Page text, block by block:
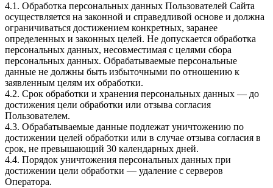
4.1. Обработка персональных данных Пользователей Сайта
осуществляется на законной и справедливой основе и должна
ограничиваться достижением конкретных, заранее
определенных и законных целей. Не допускается обработка
персональных данных, несовместимая с целями сбора
персональных данных. Обрабатываемые персональные
данные не должны быть избыточными по отношению к
заявленным целям их обработки.
4.2. Срок обработки и хранения персональных данных — до
достижения цели обработки или отзыва согласия
Пользователем.
4.3. Обрабатываемые данные подлежат уничтожению по
достижении целей обработки или в случае отзыва согласия в
срок, не превышающий 30 календарных дней.
4.4. Порядок уничтожения персональных данных при
достижении цели обработки — удаление с серверов
Оператора.